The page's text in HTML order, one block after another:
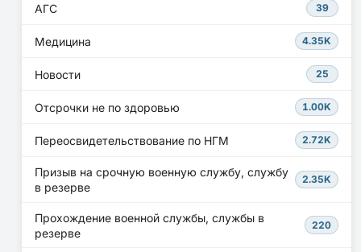
АГС 39
Медицина 4.35K
Новости 25
Отсрочки не по здоровью 1.00K
Переосвидетельствование по НГМ 2.72K
Призыв на срочную военную службу, службу
в резерве
2.35K
Прохождение военной службы, службы в
резерве
220